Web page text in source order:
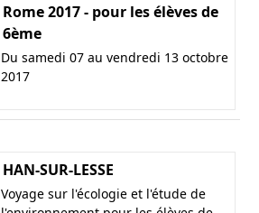
Rome 2017 - pour les élèves de
6ème
Du samedi 07 au vendredi 13 octobre
2017
HAN-SUR-LESSE
Voyage sur l'écologie et l'étude de